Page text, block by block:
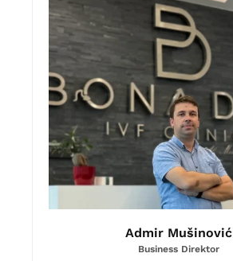
Admir Mušinović
Business Direktor